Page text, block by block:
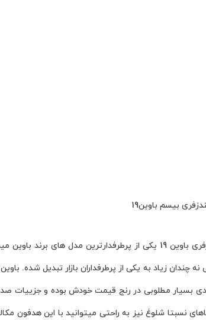
هندزفری باوین 19 یکی از پرطرفدارترین مدل های
بسیار مطلوبی در رنج قیمت خودش بوده و جزییات